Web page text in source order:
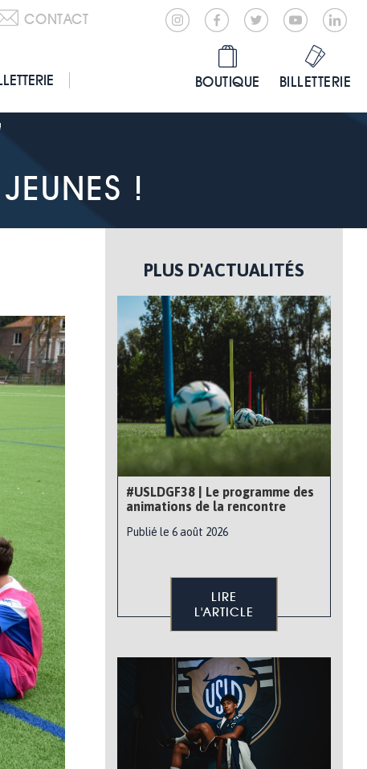
CONTACT
BOUTIQUE BILLETTERIE
!
PLUS D'ACTUALITÉS
#USLDGF38 | Le programme des
animations de la rencontre
Publié le 6 août 2026
LIRE
L'ARTICLE